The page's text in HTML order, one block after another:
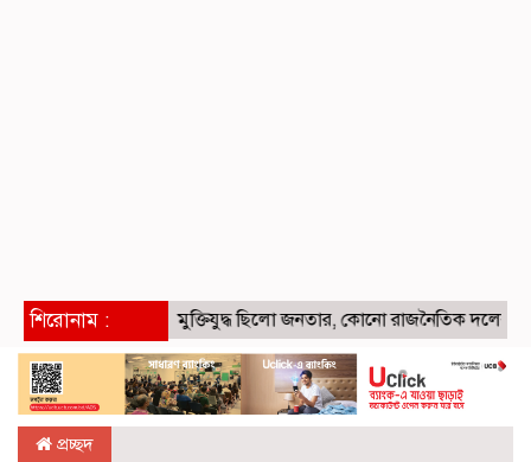
শিরোনাম : মুক্তিযুদ্ধ ছিলো জনতার, কোনো রাজনৈতিক দলের নয়:
প্রচ্ছদ